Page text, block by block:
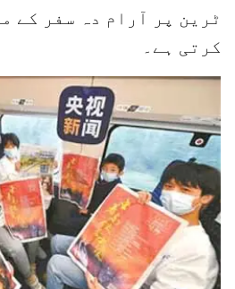
ٹرین پر آرام دہ سفر کے
کرتی ہے۔